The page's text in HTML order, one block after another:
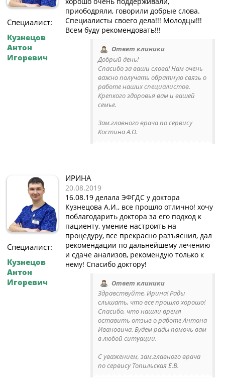
Специалист:
Кузнецов
Антон
Игоревич
приободряли, говорили добрые слова.
Специалисты своего дела!!! Молодцы!!!
Всем буду рекомендовать!!!
Ответ клиники
Добрый день!
Спасибо за ваши слова! Нам очень
важно получать обратную связь о
работе наших специалистов.
Крепкого здоровья вам и вашей
семье.
Зам.главного врача по сервису
Костина А.О.
Специалист:
Кузнецов
Антон
Игоревич
ИРИНА
20.08.2019
16.08.19 делала ЭФГДС у доктора
Кузнецова А.И., все прошло отлично! хочу
поблагодарить доктора за его подход к
пациенту, умение настроить на
процедуру, все прекрасно разъяснил, дал
рекомендации по дальнейшему лечению
и сдаче анализов, рекомендую только к
нему! Спасибо доктору!
Ответ клиники
Здравствуйте, Ирина! Рады
слышать, что все прошло хорошо!
Спасибо, что нашли время
оставить отзыв о работе Антона
Ивановича. Будем рады помочь вам
в любой ситуации.
С уважением, зам.главного врача
по сервису Топильская Е.В.